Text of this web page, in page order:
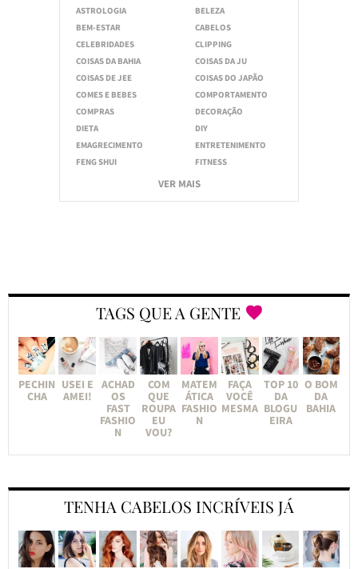
ASTROLOGIA
BELEZA
BEM-ESTAR
CABELOS
CELEBRIDADES
CLIPPING
COISAS DA BAHIA
COISAS DA JU
COISAS DE JEE
COISAS DO JAPÃO
COMES E BEBES
COMPORTAMENTO
COMPRAS
DECORAÇÃO
DIETA
DIY
EMAGRECIMENTO
ENTRETENIMENTO
FENG SHUI
FITNESS
VER MAIS
TAGS QUE A GENTE
PECHIN
CHA
USEI E
AMEI!
ACHAD
OS
FAST
FASHIO
N
COM
QUE
ROUPA
EU
VOU?
MATEM
ÁTICA
FASHIO
N
FAÇA
VOCÊ
MESMA
TOP 10
DA
BLOGU
EIRA
O BOM
DA
BAHIA
TENHA CABELOS INCRÍVEIS JÁ